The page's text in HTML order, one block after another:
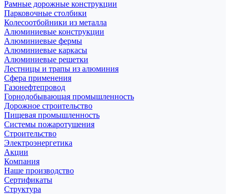
Рамные дорожные конструкции
Парковочные столбики
Колесоотбойники из металла
Алюминиевые конструкции
Алюминиевые фермы
Алюминиевые каркасы
Алюминиевые решетки
Лестницы и трапы из алюминия
Сфера применения
Газонефтепровод
Горнодобывающая промышленность
Дорожное строительство
Пищевая промышленность
Системы пожаротушения
Строительство
Электроэнергетика
Акции
Компания
Наше производство
Сертификаты
Структура